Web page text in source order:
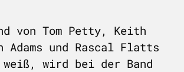
von Tom Petty, Keith
Adams und Rascal Flatts
weiß, wird bei der Band